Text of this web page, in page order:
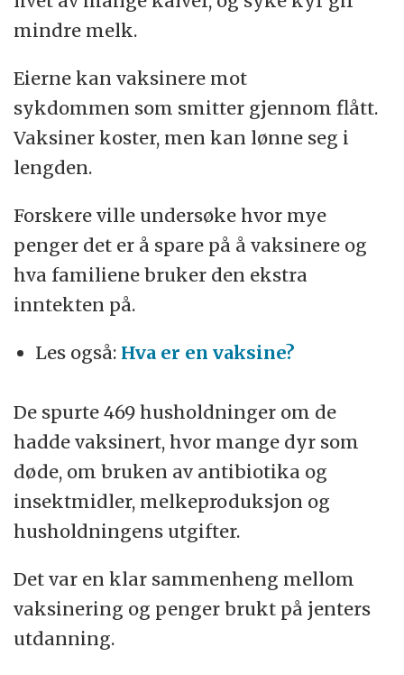
mindre melk.
Eierne kan vaksinere mot
sykdommen som smitter gjennom flått.
Vaksiner koster, men kan lønne seg i
lengden.
Forskere ville undersøke hvor mye
penger det er å spare på å vaksinere og
hva familiene bruker den ekstra
inntekten på.
Les også: Hva er en vaksine?
De spurte 469 husholdninger om de
hadde vaksinert, hvor mange dyr som
døde, om bruken av antibiotika og
insektmidler, melkeproduksjon og
husholdningens utgifter.
Det var en klar sammenheng mellom
vaksinering og penger brukt på jenters
utdanning.